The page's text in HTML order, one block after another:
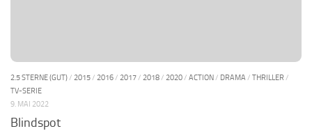
2.5 STERNE (GUT)/ 2015/ 2016/ 2017/ 2018/ 2020/ ACTION/ DRAMA / THRILLER /
TV-SERIE
9. MAI 2022
Blindspot